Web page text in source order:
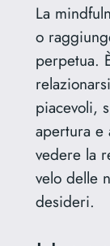
La
o
perpetua.
piacevoli,
apertura e
vedere la
velo delle
desideri.